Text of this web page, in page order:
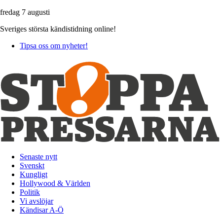
fredag 7 augusti
Sveriges största kändistidning online!
Tipsa oss om nyheter!
Senaste nytt
Svenskt
Kungligt
Hollywood & Världen
Politik
Vi avslöjar
Kändisar A-Ö